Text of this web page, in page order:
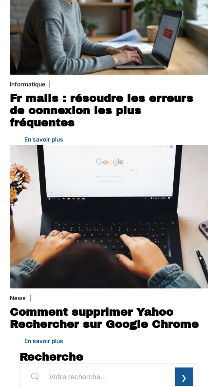
Informatique
Fr mails : résoudre les erreurs
de connexion les plus
fréquentes
En savoir plus
News
Comment supprimer Yahoo
Rechercher sur Google Chrome
En savoir plus
Recherche